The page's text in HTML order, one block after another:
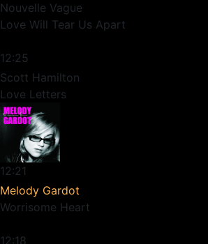
Nouvelle Vague
Love Will Tear Us Apart
12:25
Scott Hamilton
Love Letters
12:21
Melody Gardot
Worrisome Heart
12:18